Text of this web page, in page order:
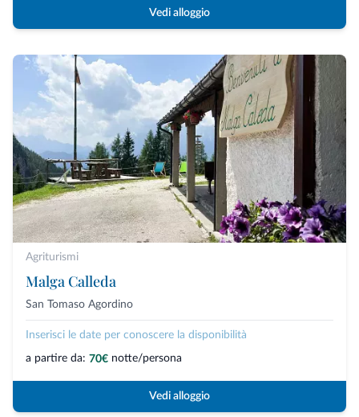
Vedi alloggio
Agriturismi
Malga Calleda
San Tomaso Agordino
Inserisci le date per conoscere la disponibilità
a partire da: 70€ notte/persona
Vedi alloggio